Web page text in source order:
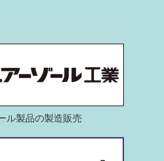
ル製品の製造販売